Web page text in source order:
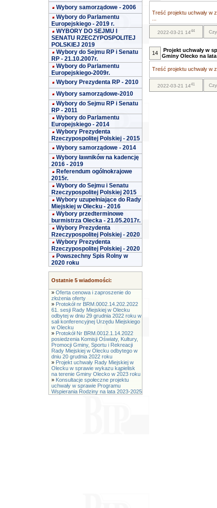
Wybory samorządowe - 2006
Wybory do Parlamentu
Europejskiego - 2019 r.
WYBORY DO SEJMU I
SENATU RZECZYPOSPOLITEJ
POLSKIEJ 2019
Wybory do Sejmu RP i Senatu
RP - 21.10.2007r.
Wybory do Parlamentu
Europejskiego-2009r.
Wybory Prezydenta RP - 2010
Wybory samorządowe-2010
Wybory do Sejmu RP i Senatu
RP - 2011
Wybory do Parlamentu
Europejskiego - 2014
Wybory Prezydenta
Rzeczypospolitej Polskiej - 2015
Wybory samorządowe - 2014
Wybory ławników na kadencję
2016 - 2019
Referendum ogólnokrajowe
2015r.
Wybory do Sejmu i Senatu
Rzeczypospolitej Polskiej 2015
Wybory uzupełniające do Rady
Miejskiej w Olecku - 2016
Wybory przedterminowe
burmistrza Olecka - 21.05.2017r.
Wybory Prezydenta
Rzeczypospolitej Polskiej - 2020
Wybory Prezydenta
Rzeczypospolitej Polskiej - 2020
Powszechny Spis Rolny w
2020 roku
Ostatnie 5 wiadomości:
» Oferta cenowa i zaproszenie do
złożenia oferty
» Protokół nr BRM.0002.14.202.2022
61. sesji Rady Miejskiej w Olecku
odbytej w dniu 29 grudnia 2022 roku w
sali konferencyjnej Urzędu Miejskiego
w Olecku
» Protokół Nr BRM.0012.1.14.2022
posiedzenia Komisji Oświaty, Kultury,
Promocji Gminy, Sportu i Rekreacji
Rady Miejskiej w Olecku odbytego w
dniu 20 grudnia 2022 roku
» Projekt uchwały Rady Miejskiej w
Olecku w sprawie wykazu kąpielisk
na terenie Gminy Olecko w 2023 roku
» Konsultacje społeczne projektu
uchwały w sprawie Programu
Wspierania Rodziny na lata 2023-2025
Treść projektu uchwały w
2022-03-21 1444
14
Projekt uchwały w
Gminy Olecko na lata
Treść projektu uchwały w
2022-03-21 1441